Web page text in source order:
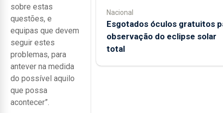
sobre estas
questões, e
equipas que devem
seguir estes
problemas, para
antever na medida
do possível aquilo
que possa
acontecer”.
Nacional
Esgotados óculos gratuitos
observação do eclipse solar
total